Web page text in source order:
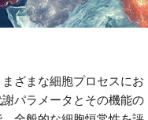
ざまな細胞プロセスにお
パラメータとその機能の